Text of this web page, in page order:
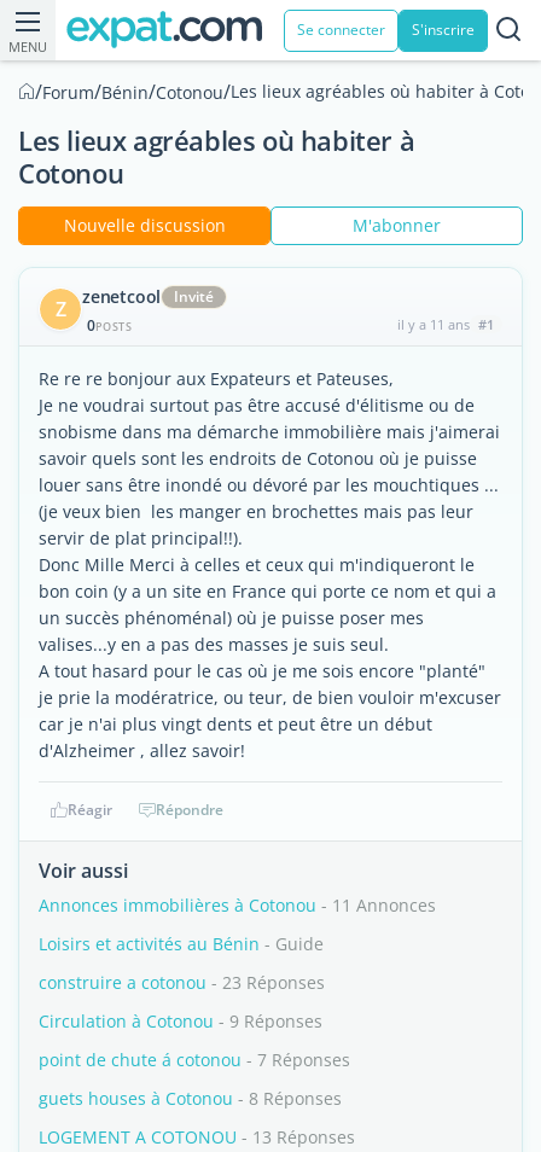
MENU
Se connecter S'inscrire
/Forum/Bénin/Cotonou/Les lieux agréables où habiter à
Les lieux agréables où habiter à
Cotonou
Nouvelle discussion M'abonner
Z zenetcool
Invité
0POSTS il y a 11 ans #1
Re re re bonjour aux Expateurs et Pateuses,
Je ne voudrai surtout pas être accusé d'élitisme ou de
snobisme dans ma démarche immobilière mais j'aimerai
savoir quels sont les endroits de Cotonou où je puisse
louer sans être inondé ou dévoré par les mouchtiques ...
(je veux bien les manger en brochettes mais pas leur
servir de plat principal!!).
Donc Mille Merci à celles et ceux qui m'indiqueront le
bon coin (y a un site en France qui porte ce nom et qui a
un succès phénoménal) où je puisse poser mes
valises...y en a pas des masses je suis seul.
A tout hasard pour le cas où je me sois encore "planté"
je prie la modératrice, ou teur, de bien vouloir m'excuser
car je n'ai plus vingt dents et peut être un début
d'Alzheimer , allez savoir!
Réagir Répondre
Voir aussi
Annonces immobilières à Cotonou - 11 Annonces
Loisirs et activités au Bénin - Guide
construire a cotonou - 23 Réponses
Circulation à Cotonou - 9 Réponses
point de chute á cotonou - 7 Réponses
guets houses à Cotonou - 8 Réponses
LOGEMENT A COTONOU - 13 Réponses